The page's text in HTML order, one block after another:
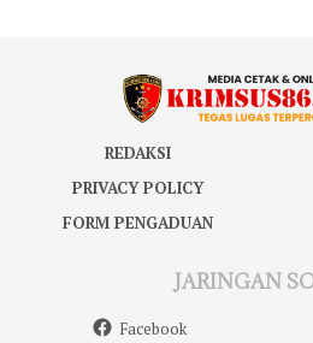
REDAKSI
PRIVACY POLICY
FORM PENGADUAN
JARINGAN
Facebook